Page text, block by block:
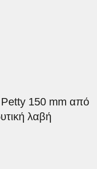
Petty 150 mm από
λαβή